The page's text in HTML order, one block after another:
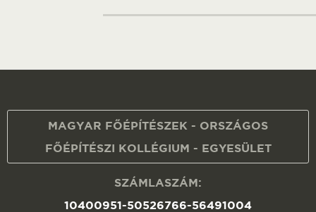
MAGYAR FŐÉPÍTÉSZEK - ORSZÁGOS
FŐÉPÍTÉSZI KOLLÉGIUM - EGYESÜLET
SZÁMLASZÁM:
10400951-50526766-56491004